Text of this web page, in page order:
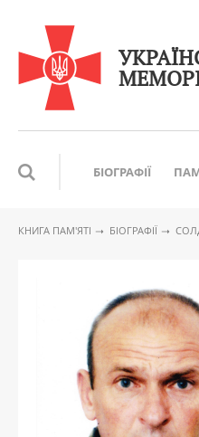
БІОГРАФІЇ
КНИГА ПАМ′ЯТІ БІОГРАФІЇ